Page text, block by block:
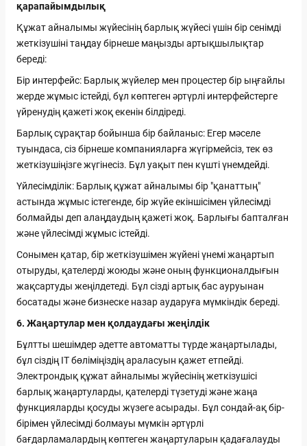
қарапайымдылық
Құжат айналымы жүйесінің барлық жүйесі үшін бір сенімді
жеткізушіні таңдау бірнеше маңызды артықшылықтар
береді:
Бір интерфейс: Барлық жүйелер мен процестер бір ыңғайлы
жерде жұмыс істейді, бұл көптеген әртүрлі интерфейстерге
үйренудің қажеті жоқ екенін білдіреді.
Барлық сұрақтар бойынша бір байланыс: Егер мәселе
туындаса, сіз бірнеше компанияларға жүгірмейсіз, тек өз
жеткізушіңізге жүгінесіз. Бұл уақыт пен күшті үнемдейді.
Үйлесімділік: Барлық құжат айналымы бір "қанаттың"
астында жұмыс істегенде, бір жүйе екіншісімен үйлесімді
болмайды деп алаңдаудың қажеті жоқ. Барлығы бапталған
және үйлесімді жұмыс істейді.
Сонымен қатар, бір жеткізушімен жүйені үнемі жаңартып
отыруды, қателерді жоюды және оның функционалдығын
жақсартуды жеңілдетеді. Бұл сізді артық бас ауруынан
босатады және бизнеске назар аударуға мүмкіндік береді.
6. Жаңартулар мен қолдаудағы жеңілдік
Бұлтты шешімдер әдетте автоматты түрде жаңартылады,
бұл сіздің IT бөліміңіздің араласуын қажет етпейді.
Электрондық құжат айналымы жүйесінің жеткізушісі
барлық жаңартуларды, қателерді түзетуді және жаңа
функцияларды қосуды жүзеге асырады. Бұл сондай-ақ бір-
бірімен үйлесімді болмауы мүмкін әртүрлі
бағдарламалардың көптеген жаңартуларын қадағалауды